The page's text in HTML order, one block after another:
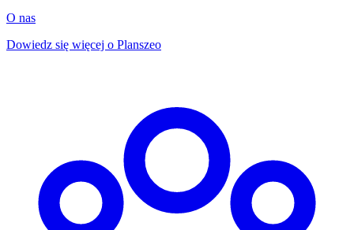
O nas
Dowiedz się więcej o Planszeo